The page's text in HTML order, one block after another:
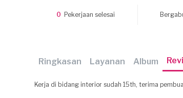
0 Pekerjaan selesai
Ringkasan Layanan Album
Kerja di bidang interior sudah 15th, terima